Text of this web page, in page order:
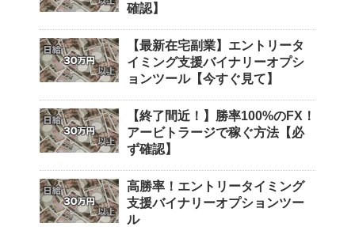
確認】
【最新在宅副業】エントリータ
イミング支援バイナリーオプシ
ョンツール【今すぐ見て】
【終了間近！】勝率100%のFX！
アービトラージで稼ぐ方法【必
ず確認】
高勝率！エントリータイミング
支援バイナリーオプションツー
ル